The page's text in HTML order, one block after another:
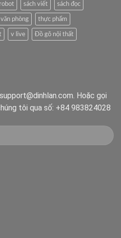
robot sách viết sách đọc
phòng thực phẩm
v live Đồ gõ nội thất
Hoặc gọi
tôi qua số: +84 983824028